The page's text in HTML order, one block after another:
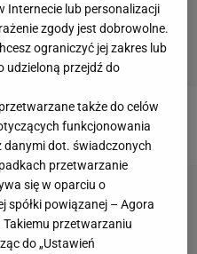
Internecie lub personalizacji
zgody jest dobrowolne.
ograniczyć jej zakres lub
udzieloną przejdź do
także do celów
funkcjonowania
danymi dot. świadczonych
przetwarzanie
się w oparciu o
spółki powiązanej – Agora
przetwarzaniu
do „Ustawień